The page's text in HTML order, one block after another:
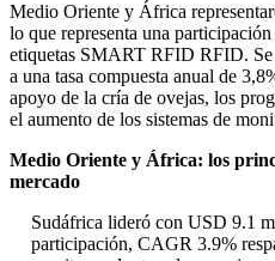
Medio Oriente y África
lo que representa una
etiquetas SMART RFID RFID. Se
a una tasa compuesta anual de
apoyo de la cría de ovejas, los
el aumento de los sistemas de
Medio Oriente y África: los
mercado
Sudáfrica lideró con USD 9.1
participación, CAGR 3.9%